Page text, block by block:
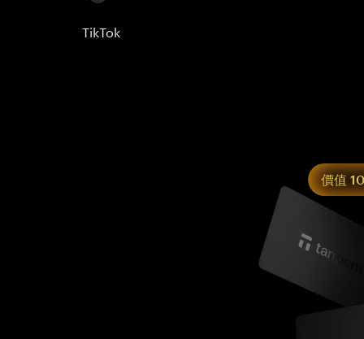
TikTok
價值